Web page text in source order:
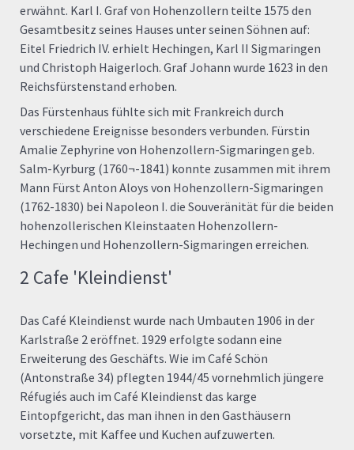
erwähnt. Karl I. Graf von Hohenzollern teilte 1575 den
Gesamtbesitz seines Hauses unter seinen Söhnen auf:
Eitel Friedrich IV. erhielt Hechingen, Karl II Sigmaringen
und Christoph Haigerloch. Graf Johann wurde 1623 in den
Reichsfürstenstand erhoben.
Das Fürstenhaus fühlte sich mit Frankreich durch
verschiedene Ereignisse besonders verbunden. Fürstin
Amalie Zephyrine von Hohenzollern-Sigmaringen geb.
Salm-Kyrburg (1760¬-1841) konnte zusammen mit ihrem
Mann Fürst Anton Aloys von Hohenzollern-Sigmaringen
(1762-1830) bei Napoleon I. die Souveränität für die beiden
hohenzollerischen Kleinstaaten Hohenzollern-
Hechingen und Hohenzollern-Sigmaringen erreichen.
2 Cafe 'Kleindienst'
Das Café Kleindienst wurde nach Umbauten 1906 in der
Karlstraße 2 eröffnet. 1929 erfolgte sodann eine
Erweiterung des Geschäfts. Wie im Café Schön
(Antonstraße 34) pflegten 1944/45 vornehmlich jüngere
Réfugiés auch im Café Kleindienst das karge
Eintopfgericht, das man ihnen in den Gasthäusern
vorsetzte, mit Kaffee und Kuchen aufzuwerten.